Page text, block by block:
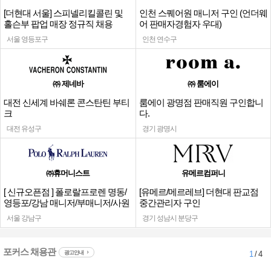
[더현대 서울] 스피넬리킬콜린 및
홀슨부 팝업 매장 정규직 채용
서울 영등포구
인천 스퀘어원 매니저 구인 (언더웨
어 판매자경험자 우대)
인천 연수구
㈜ 제네바
대전 신세계 바쉐론 콘스탄틴 부티
크
대전 유성구
㈜ 룸에이
룸에이 광명점 판매직원 구인합니
다.
경기 광명시
㈜휴머니스트
[ 신규오픈점 ] 폴로랄프로렌 명동/
영등포/강남 매니저/부매니저/사원
서울 강남구
유메르컴퍼니
[유메르/메르레브] 더현대 판교점
중간관리자 구인
경기 성남시 분당구
포커스 채용관 광고안내 1/ 4